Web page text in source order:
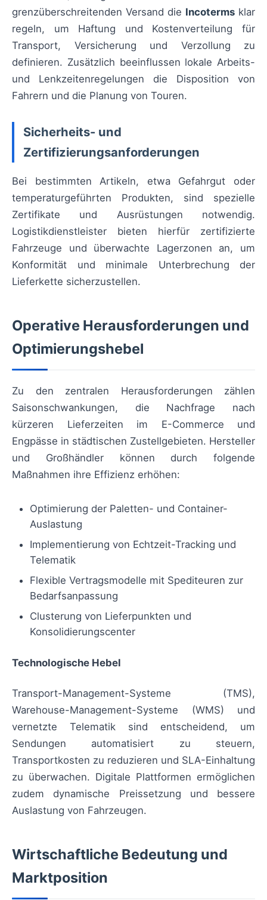
grenzüberschreitenden Versand die Incoterms klar
regeln, um Haftung und Kostenverteilung für
Transport, Versicherung und Verzollung zu
definieren. Zusätzlich beeinflussen lokale Arbeits-
und Lenkzeitenregelungen die Disposition von
Fahrern und die Planung von Touren.
Sicherheits- und
Zertifizierungsanforderungen
Bei bestimmten Artikeln, etwa Gefahrgut oder
temperaturgeführten Produkten, sind spezielle
Zertifikate und Ausrüstungen notwendig.
Logistikdienstleister bieten hierfür zertifizierte
Fahrzeuge und überwachte Lagerzonen an, um
Konformität und minimale Unterbrechung der
Lieferkette sicherzustellen.
Operative Herausforderungen und
Optimierungshebel
Zu den zentralen Herausforderungen zählen
Saisonschwankungen, die Nachfrage nach
kürzeren Lieferzeiten im E-Commerce und
Engpässe in städtischen Zustellgebieten. Hersteller
und Großhändler können durch folgende
Maßnahmen ihre Effizienz erhöhen:
Optimierung der Paletten- und Container-
Auslastung
Implementierung von Echtzeit-Tracking und
Telematik
Flexible Vertragsmodelle mit Spediteuren zur
Bedarfsanpassung
Clusterung von Lieferpunkten und
Konsolidierungscenter
Technologische Hebel
Transport-Management-Systeme (TMS),
Warehouse-Management-Systeme (WMS) und
vernetzte Telematik sind entscheidend, um
Sendungen automatisiert zu steuern,
Transportkosten zu reduzieren und SLA-Einhaltung
zu überwachen. Digitale Plattformen ermöglichen
zudem dynamische Preissetzung und bessere
Auslastung von Fahrzeugen.
Wirtschaftliche Bedeutung und
Marktposition